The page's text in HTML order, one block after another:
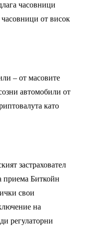
часовници
от висок
– от масовите
автомобили от
като
застраховател
приема Биткойн
свои
на
регулаторни